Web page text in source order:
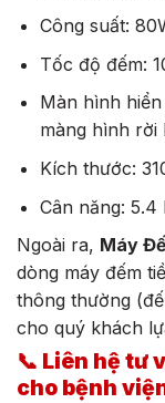
Công suất:
Tốc độ đếm:
Màn hình
màng hình rời
Kích thước:
Cân năng: 5.4
Ngoài ra, Máy
dòng máy đếm
thông thường
cho quý khách
📞 Liên hệ tư
cho bệnh